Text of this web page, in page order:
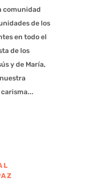
comunidad
de los
en todo el
de los
y de María,